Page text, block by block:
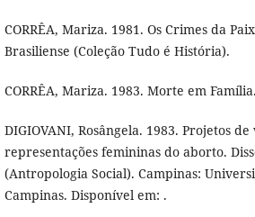
CORRÊA, Mariza. 1981. Os Crimes da
Brasiliense (Coleção Tudo é História).
CORRÊA, Mariza. 1983. Morte em
DIGIOVANI, Rosângela. 1983. Projetos
representações femininas do aborto.
(Antropologia Social). Campinas:
Campinas. Disponível em: .